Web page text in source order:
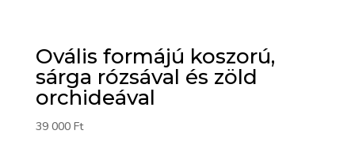
Ovális formájú koszorú,
sárga rózsával és zöld
orchideával
39 000 Ft